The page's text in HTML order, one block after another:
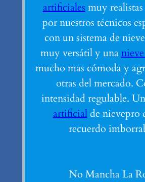
artificiales muy
por nuestros técnicos
con un sistema de
muy versátil y una
mucho mas cómoda y
otras del mercado.
intensidad regulable.
artificialde nievepro
recuerdo
No Mancha La